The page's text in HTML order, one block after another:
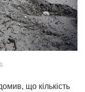
що кількість